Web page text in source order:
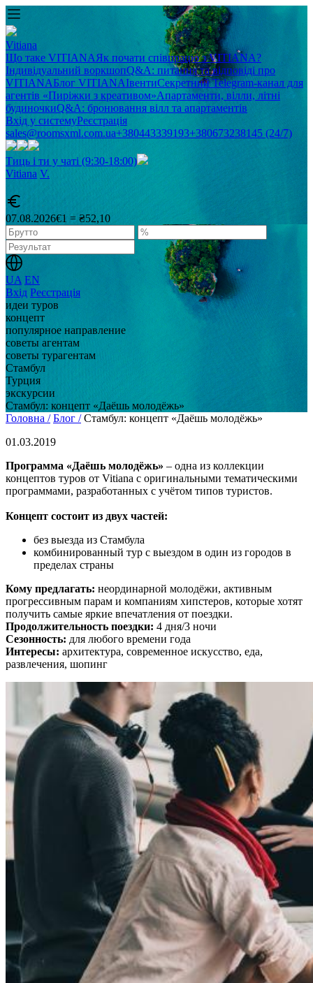
Vitiana
Що таке VITIANAЯк почати співпрацю з VITIANA?
Індивідуальний воркшопQ&A: питання та відповіді про
VITIANAБлог VITIANAІвентиСекретний Telegram-канал для
агентів «Пиріжки з креативом»Апартаменти, вілли, літні
будиночкиQ&A: бронювання вілл та апартаментів
Вхід у системуРеєстрація
sales@roomsxml.com.ua+380443339193+380673238145 (24/7)
Тиць і ти у чаті (9:30-18:00)
Vitiana V.
07.08.2026€1 = ₴52,10
UA EN
Вхід Реєстрація
идеи туров
концепт
популярное направление
советы агентам
советы турагентам
Стамбул
Турция
экскурсии
Стамбул: концепт «Даёшь молодёжь»
Головна / Блог / Стамбул: концепт «Даёшь молодёжь»
01.03.2019
Программа «Даёшь молодёжь» – одна из коллекции
концептов туров от Vitiana с оригинальными тематическими
программами, разработанных с учётом типов туристов.
Концепт состоит из двух частей:
без выезда из Стамбула
комбинированный тур с выездом в один из городов в
пределах страны
Кому предлагать: неординарной молодёжи, активным
прогрессивным парам и компаниям хипстеров, которые хотят
получить самые яркие впечатления от поездки.
Продолжительность поездки: 4 дня/3 ночи
Сезонность: для любого времени года
Интересы: архитектура, современное искусство, еда,
развлечения, шопинг